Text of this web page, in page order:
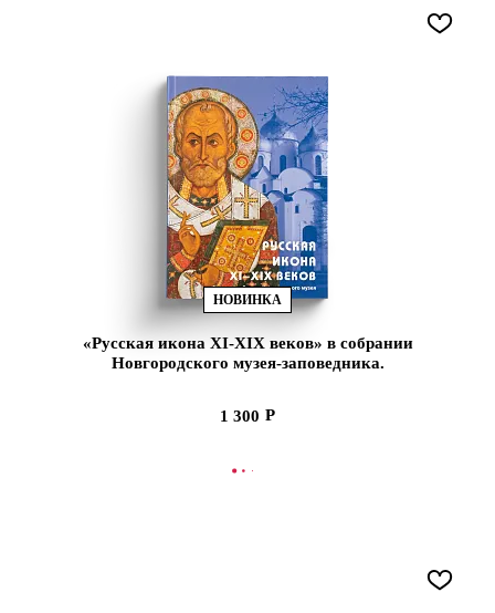
НОВИНКА
«Русская икона XI-XIX веков» в собрании
Новгородского музея-заповедника.
1 300
В КОРЗИНУ